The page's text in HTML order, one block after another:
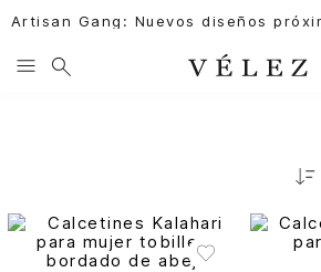
Artisan Gang: Nuevos diseños